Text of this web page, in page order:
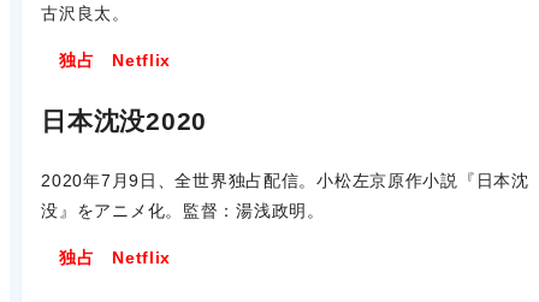
古沢良太。
独占 Netflix
日本沈没2020
2020年7月9日、全世界独占配信。小松左京原作小説『日本沈
没』をアニメ化。監督：湯浅政明。
独占 Netflix